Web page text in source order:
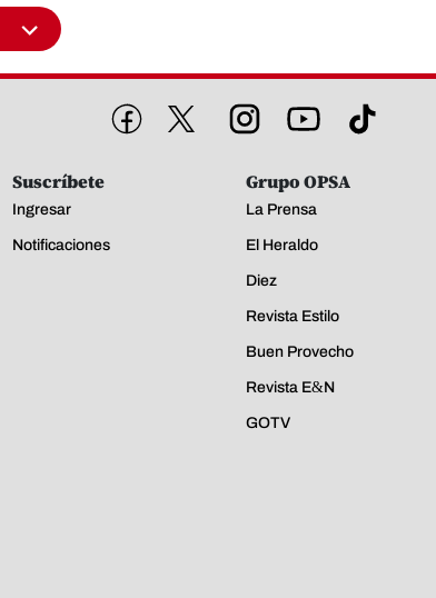
Suscríbete
Ingresar
Notificaciones
Grupo OPSA
La Prensa
El Heraldo
Diez
Revista Estilo
Buen Provecho
Revista E&N
GOTV